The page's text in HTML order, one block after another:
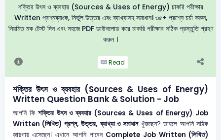
শক্তির উৎস ও ব্যবহার (Sources & Uses of Energy) চাকরি পরীক্ষার
Written প্রশ্নব্যাংক, নির্ভুল উত্তর এবং ব্যাখ্যাসহ সমাধান। ৩৫+ প্রশ্নে চর্চা করুন,
নিয়মিত মক টেস্ট দিন এবং সহজে PDF ডাউনলোড করে চাকরি পরীক্ষার সঠিক প্রস্তুতি গ্রহণ
করুন ।
Read
শক্তির উৎস ও ব্যবহার (Sources & Uses of Energy)
Written Question Bank & Solution - Job
আপনি কিশক্তির উৎস ও ব্যবহার (Sources & Uses of Energy) Job
Written (লিখিত) প্রশ্ন, উত্তর, ব্যাখ্যা ও সমাধানখুঁজছেন? তাহলে আপনি সঠিক
জায়গায় এসেছেন। এখানে আপনি পাবেন Complete Job Written (লিখিত)